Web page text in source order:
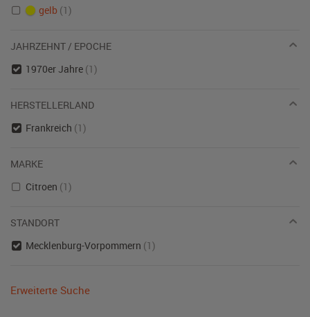
gelb (1)
JAHRZEHNT / EPOCHE
1970er Jahre (1)
HERSTELLERLAND
Frankreich (1)
MARKE
Citroen (1)
STANDORT
Mecklenburg-Vorpommern (1)
Erweiterte Suche